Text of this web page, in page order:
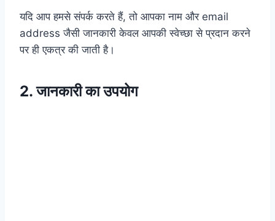
यदि आप हमसे संपर्क करते हैं, तो आपका नाम और email
address जैसी जानकारी केवल आपकी स्वेच्छा से प्रदान करने
पर ही एकत्र की जाती है।
2. जानकारी का उपयोग